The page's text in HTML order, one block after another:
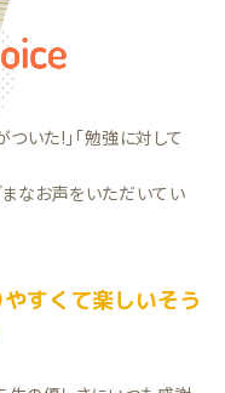
いた!」「勉強に対して
なお声をいただいてい
すくて楽しいそう